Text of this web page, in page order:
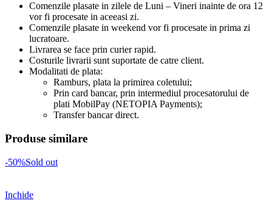
Comenzile plasate in zilele de Luni – Vineri inainte de ora 12
vor fi procesate in aceeasi zi.
Comenzile plasate in weekend vor fi procesate in prima zi
lucratoare.
Livrarea se face prin curier rapid.
Costurile livrarii sunt suportate de catre client.
Modalitati de plata:
Ramburs, plata la primirea coletului;
Prin card bancar, prin intermediul procesatorului de
plati MobilPay (NETOPIA Payments);
Transfer bancar direct.
Produse similare
-50%Sold out
Inchide